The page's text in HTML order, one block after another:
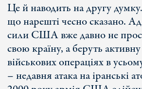
Це й наводить на другу
що нарешті чесно сказано.
сили США вже давно не
свою країну, а беруть
військових операціях в
– недавня атака на іранські